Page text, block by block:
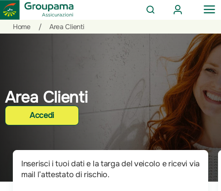
Salta
al
ai
Privati
alle
CERCA
AREA
CLIENTI
Home
/ Area Clienti
Area Clienti
Accedi
Inserisci i tuoi dati e la targa del veicolo e ricevi via
mail l’attestato di rischio.